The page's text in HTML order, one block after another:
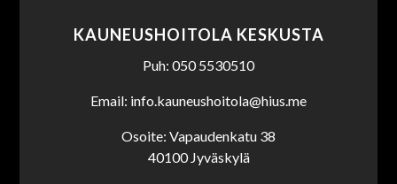
KAUNEUSHOITOLA KESKUSTA
Puh: 050 5530510
Email: info.kauneushoitola@hius.me
Osoite: Vapaudenkatu 38
40100 Jyväskylä